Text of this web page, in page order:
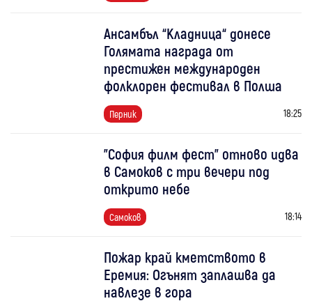
Ансамбъл “Кладница“ донесе
Голямата награда от
престижен международен
фолклорен фестивал в Полша
Перник 18:25
"София филм фест" отново идва
в Самоков с три вечери под
открито небе
Самоков 18:14
Пожар край кметството в
Еремия: Огънят заплашва да
навлезе в гора